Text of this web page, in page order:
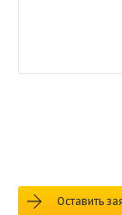
Оставить